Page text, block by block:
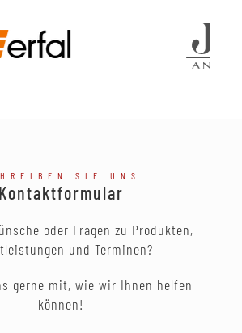
SIE UNS
Kontaktformular
oder Fragen zu Produkten,
und Terminen?
gerne mit, wie wir Ihnen helfen
können!